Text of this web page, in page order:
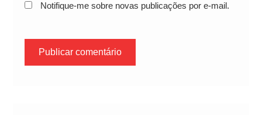
Notifique-me sobre novas publicações por e-mail.